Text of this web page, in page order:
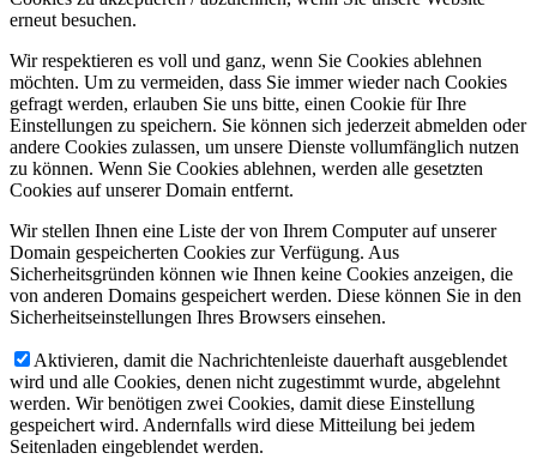
erneut besuchen.
Wir respektieren es voll und ganz, wenn Sie Cookies ablehnen
möchten. Um zu vermeiden, dass Sie immer wieder nach Cookies
gefragt werden, erlauben Sie uns bitte, einen Cookie für Ihre
Einstellungen zu speichern. Sie können sich jederzeit abmelden oder
andere Cookies zulassen, um unsere Dienste vollumfänglich nutzen
zu können. Wenn Sie Cookies ablehnen, werden alle gesetzten
Cookies auf unserer Domain entfernt.
Wir stellen Ihnen eine Liste der von Ihrem Computer auf unserer
Domain gespeicherten Cookies zur Verfügung. Aus
Sicherheitsgründen können wie Ihnen keine Cookies anzeigen, die
von anderen Domains gespeichert werden. Diese können Sie in den
Sicherheitseinstellungen Ihres Browsers einsehen.
Aktivieren, damit die Nachrichtenleiste dauerhaft ausgeblendet
wird und alle Cookies, denen nicht zugestimmt wurde, abgelehnt
werden. Wir benötigen zwei Cookies, damit diese Einstellung
gespeichert wird. Andernfalls wird diese Mitteilung bei jedem
Seitenladen eingeblendet werden.